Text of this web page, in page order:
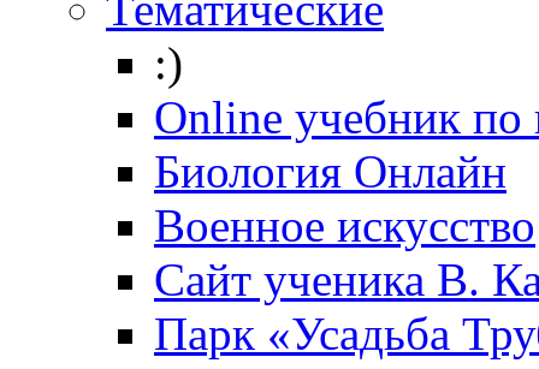
:)
Online учебник по
Биология Онлайн
Военное искусство
Cайт ученика В.
Парк «Усадьба